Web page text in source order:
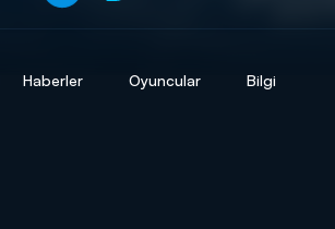
Haberler Oyuncular Bilgi